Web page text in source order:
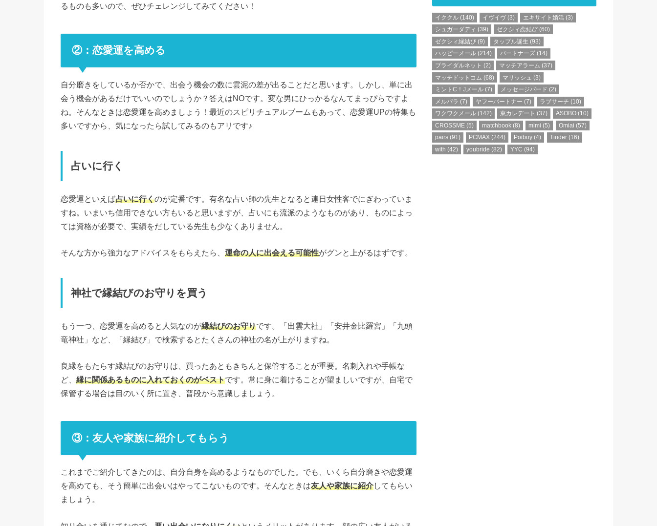
るものも多いので、ぜひチェレンジしてみてください！
②：恋愛運を高める
自分磨きをしているか否かで、出会う機会の数に雲泥の差が出ることだと思います。しかし、単に出
会う機会があるだけでいいのでしょうか？答えはNOです。変な男にひっかるなんてまっぴらですよ
ね。そんなときは恋愛運を高めましょう！最近のスピリチュアルブームもあって、恋愛運UPの特集も
多いですから、気になったら試してみるのもアリです♪
占いに行く
恋愛運といえば占いに行くのが定番です。有名な占い師の先生となると連日女性客でにぎわっていま
すね。いまいち信用できない方もいると思いますが、占いにも流派のようなものがあり、ものによっ
ては資格が必要で、実績をだしている先生も少なくありません。
そんな方から強力なアドバイスをもらえたら、 運命の人に出会える可能性がグンと上がるはずです。
神社で縁結びのお守りを買う
もう一つ、恋愛運を高めると人気なのが縁結びのお守りです。「出雲大社」「安井金比羅宮」「九頭
竜神社」など、「縁結び」で検索するとたくさんの神社の名が上がりますね。
良縁をもたらす縁結びのお守りは、買ったあともきちんと保管することが重要。名刺入れや手帳な
ど、 縁に関係あるものに入れておくのがベストです。常に身に着けることが望ましいですが、自宅で
保管する場合は目のいく所に置き、普段から意識しましょう。
③：友人や家族に紹介してもらう
これまでご紹介してきたのは、自分自身を高めるようなものでした。でも、いくら自分磨きや恋愛運
を高めても、そう簡単に出会いはやってこないものです。そんなときは友人や家族に紹介してもらい
ましょう。
イククル (140) イヴイヴ(3) エキサイト婚活 (3)
シュガーダディ (39) ゼクシィ恋結び (60)
ゼクシィ縁結び (9) タップル誕生 (93)
ハッピーメール (214) パートナーズ (14)
ブライダルネット (2) マッチアラーム (37)
マッチドットコム (68) マリッシュ (3)
ミントC！Jメール (7) メッセージバード (2)
メルパラ (7) ヤフーパートナー (7) ラブサーチ (10)
ワクワクメール (142) 東カレデート (37) ASOBO (10)
CROSSME (5) matchbook (8) mimi (5) Omiai (57)
pairs (91) PCMAX (244) Poiboy (4) Tinder(16)
with (42) youbride (82) YYC (94)